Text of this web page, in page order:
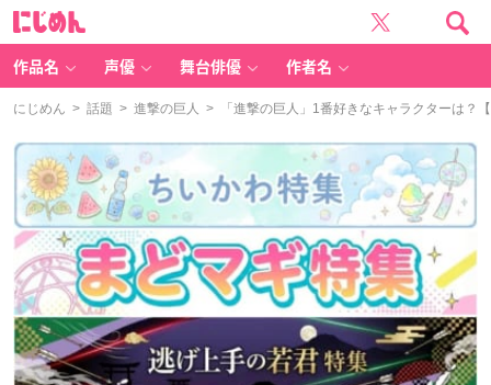
作品名 声優 舞台俳優 作者名
にじめん > 話題 > 進撃の巨人 > 「進撃の巨人」1番好きなキャラクターは？